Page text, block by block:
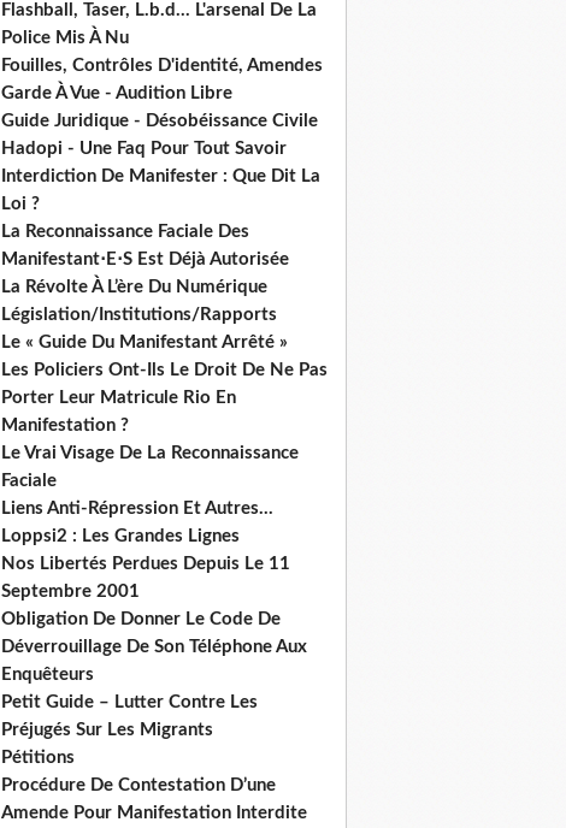
Flashball, Taser, L.b.d... L'arsenal De La
Police Mis À Nu
Fouilles, Contrôles D'identité, Amendes
Garde À Vue - Audition Libre
Guide Juridique - Désobéissance Civile
Hadopi - Une Faq Pour Tout Savoir
Interdiction De Manifester : Que Dit La
Loi ?
La Reconnaissance Faciale Des
Manifestant⋅E⋅S Est Déjà Autorisée
La Révolte À L’ère Du Numérique
Législation/Institutions/Rapports
Le « Guide Du Manifestant Arrêté »
Les Policiers Ont-Ils Le Droit De Ne Pas
Porter Leur Matricule Rio En
Manifestation ?
Le Vrai Visage De La Reconnaissance
Faciale
Liens Anti-Répression Et Autres...
Loppsi2 : Les Grandes Lignes
Nos Libertés Perdues Depuis Le 11
Septembre 2001
Obligation De Donner Le Code De
Déverrouillage De Son Téléphone Aux
Enquêteurs
Petit Guide – Lutter Contre Les
Préjugés Sur Les Migrants
Pétitions
Procédure De Contestation D’une
Amende Pour Manifestation Interdite